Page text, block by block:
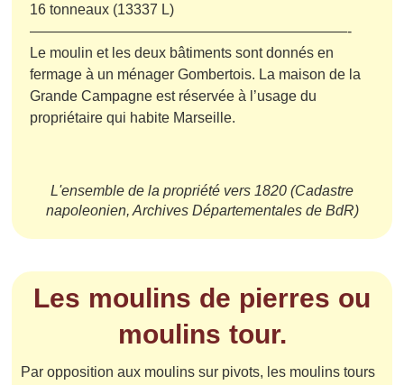
16 tonneaux (13337 L)
——————————————————————-
Le moulin et les deux bâtiments sont donnés en
fermage à un ménager Gombertois. La maison de la
Grande Campagne est réservée à l’usage du
propriétaire qui habite Marseille.
L'ensemble de la propriété vers 1820 (Cadastre
napoleonien, Archives Départementales de BdR)
Les moulins de pierres ou
moulins tour.
Par opposition aux moulins sur pivots, les moulins tours